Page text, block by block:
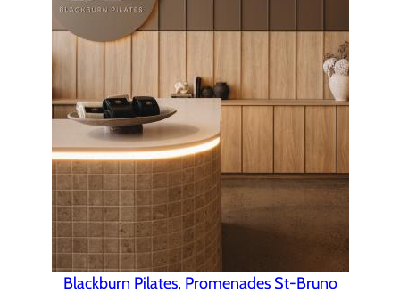
Blackburn Pilates, Promenades St-Bruno